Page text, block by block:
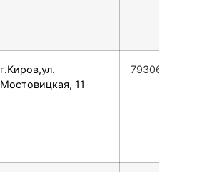
г.Киров,ул.
Мостовицкая, 11
79306788521